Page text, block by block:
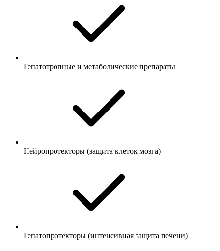
Гепатотропные и метаболические препараты
Нейропротекторы (защита клеток мозга)
Гепатопротекторы (интенсивная защита печени)